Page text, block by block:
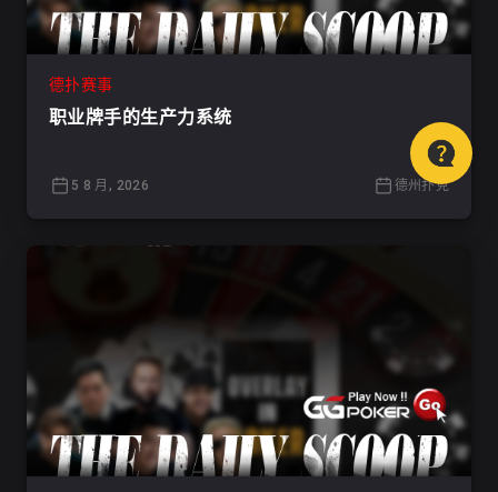
德扑赛事
职业牌手的生产力系统
5 8 月, 2026 德州扑克